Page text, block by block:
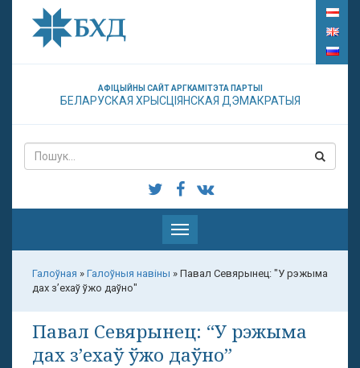
АФІЦЫЙНЫ САЙТ АРГКАМІТЭТА ПАРТЫІ
БЕЛАРУСКАЯ ХРЫСЦІЯНСКАЯ ДЭМАКРАТЫЯ
Паказаць
меню
Галоўная » Галоўныя навіны » Павал Севярынец: "У рэжыма
дах з’ехаў ўжо даўно"
Павал Севярынец: “У рэжыма
дах з’ехаў ўжо даўно”